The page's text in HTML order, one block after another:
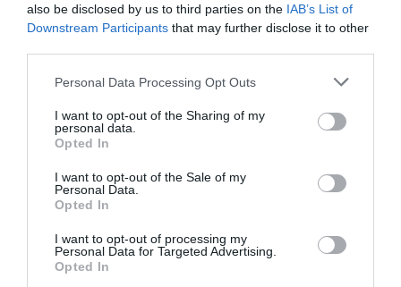
also be disclosed by us to third parties on the IAB’s List of
Downstream Participants that may further disclose it to other
Please note that this website/app uses one or more Google
not limited to your visit or usage behaviour. You may click to
grant or deny consent to Google and its third-party tags to
use your data for below specified purposes in below Google
consent section.
Personal Data Processing Opt Outs
I want to opt-out of the Sharing of my
personal data.
Opted In
I want to opt-out of the Sale of my
Personal Data.
Opted In
I want to opt-out of processing my
Personal Data for Targeted Advertising.
Opted In
Μεταναστευτική τραγωδία στη
Θέουτα – Δεκάδες αγνοούμενοι,
εκατοντάδες ασυνόδευτα παιδιά
Το δράμα στα σύνορα ανάμεσα στο Μαρόκο και την